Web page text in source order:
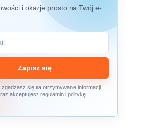
i okazje prosto na Twój e-
Zapisz się
zgadzasz się na otrzymywanie informacji
akceptujesz regulamin i politykę